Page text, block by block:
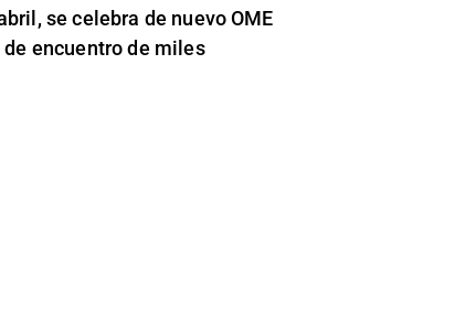
se celebra de nuevo OME
encuentro de miles